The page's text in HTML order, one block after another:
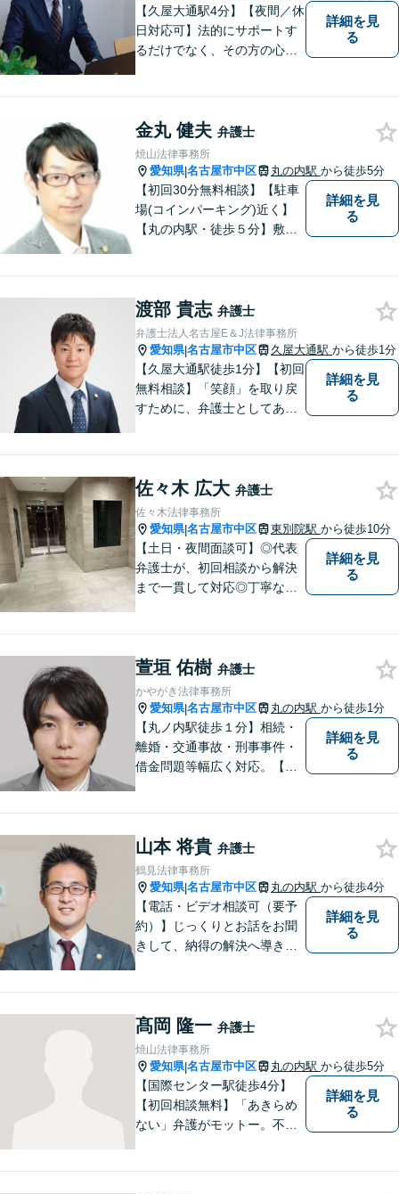
でいます。
【久屋大通駅4分】【夜間／休
日対応可】法的にサポートす
るだけでなく、その方の心に
います。【地域に根ざした弁
護士】離婚問題／相続問題／
交通事故など幅広い法律トラ
ブルに対応。
詳細を見
る
金丸 健夫 弁護士
焼山法律事務所
愛知県|名古屋市中区 丸の内駅 から徒歩5分
【初回30分無料相談】【駐車
場(コインパーキング)近く】
【丸の内駅・徒歩５分】敷居
を常に心がけています。 一人
でお悩みを抱え込まず、まず
はご相談を。
詳細を見
る
渡部 貴志 弁護士
弁護士法人名古屋E＆J法律事務所
愛知県|名古屋市中区 久屋大通駅 から徒歩1分
【久屋大通駅徒歩1分】【初回
無料相談】「笑顔」を取り戻
すために、弁護士としてあら
れるようリードいたします。
まずは無料相談をご利用くだ
さい。【女性弁護士在籍】
詳細を見
る
佐々木 広大 弁護士
佐々木法律事務所
愛知県|名古屋市中区 東別院駅 から徒歩10分
【土日・夜間面談可】◎代表
弁護士が、初回相談から解決
まで一貫して対応◎丁寧な対
を目指します【相続問題】遺
産分割調停や審判もお任せく
ださい【東別院駅】
詳細を見
る
萱垣 佑樹 弁護士
かやがき法律事務所
愛知県|名古屋市中区 丸の内駅 から徒歩1分
【丸ノ内駅徒歩１分】相続・
離婚・交通事故・刑事事件・
借金問題等幅広く対応。【迅
詳細を見
る
山本 将貴 弁護士
鶴見法律事務所
愛知県|名古屋市中区 丸の内駅 から徒歩4分
【電話・ビデオ相談可（要予
約）】じっくりとお話をお聞
きして、納得の解決へ導きま
詳細を見
る
髙岡 隆一 弁護士
焼山法律事務所
愛知県|名古屋市中区 丸の内駅 から徒歩5分
【国際センター駅徒歩4分】
【初回相談無料】「あきらめ
ない」弁護がモットー。不動
詳細を見
る